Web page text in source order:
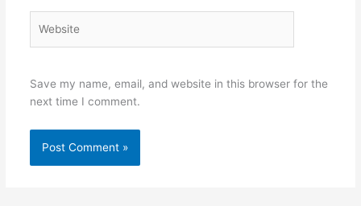
Save my name, email, and website in this browser for the
next time I comment.